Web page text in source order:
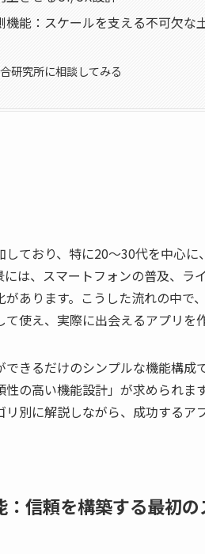
機能：スケールを支える不可欠な
研究所に相談してみる
ており、特に20〜30代を中心
は、スマートフォンの普及、ラ
あります。こうした流れの中
使え、実際に出会えるアプリを
きるだけのシンプルな機能構
の高い機能設計」が求められ
別に解説しながら、成功するア
信頼を構築する最初